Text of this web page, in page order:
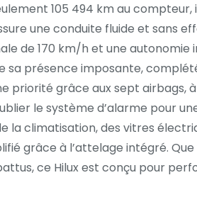
105 494 km au
une conduite fluide et sans
de 170 km/h et une
sa présence imposante,
grâce aux sept airbags, à
le système d’alarme pour
climatisation, des vitres
grâce à l’attelage intégré. Que
ce Hilux est conçu pour